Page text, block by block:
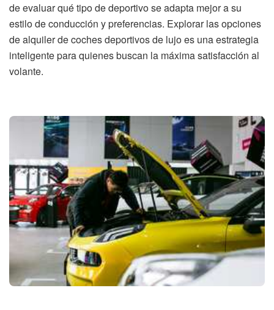
de evaluar qué tipo de deportivo se adapta mejor a su
estilo de conducción y preferencias. Explorar las opciones
de alquiler de coches deportivos de lujo es una estrategia
inteligente para quienes buscan la máxima satisfacción al
volante.